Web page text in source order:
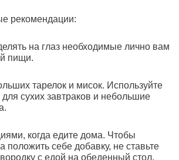
рекомендации:
на глаз необходимые лично вам
пищи.
тарелок и мисок. Используйте
сухих завтраков и небольшие
когда едите дома. Чтобы
положить себе добавку, не ставьте
с едой на обеденный стол.